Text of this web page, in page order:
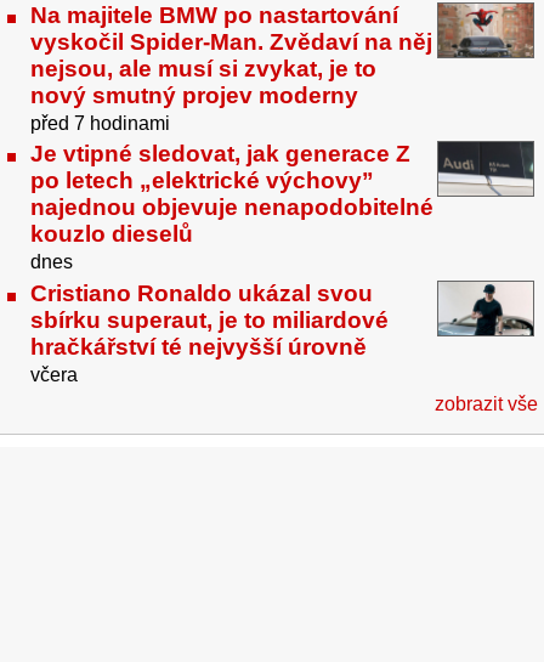
Na majitele BMW po nastartování
vyskočil Spider-Man. Zvědaví na něj
nejsou, ale musí si zvykat, je to
nový smutný projev moderny
před 7 hodinami
Je vtipné sledovat, jak generace Z
po letech „elektrické výchovy”
najednou objevuje nenapodobitelné
kouzlo dieselů
dnes
Cristiano Ronaldo ukázal svou
sbírku superaut, je to miliardové
hračkářství té nejvyšší úrovně
včera
zobrazit vše